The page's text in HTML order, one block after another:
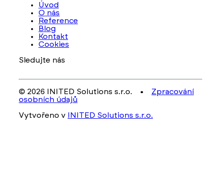
Úvod
O nás
Reference
Blog
Kontakt
Cookies
Sledujte nás
© 2026 INITED Solutions s.r.o. • Zpracování
osobních údajů
Vytvořeno v
INITED Solutions s.r.o.